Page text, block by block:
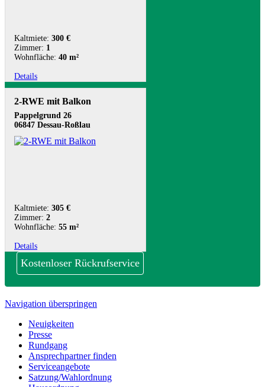
Kaltmiete: 300 €
Zimmer: 1
Wohnfläche: 40 m²
Details
2-RWE mit Balkon
Pappelgrund 26
06847 Dessau-Roßlau
Kaltmiete: 305 €
Zimmer: 2
Wohnfläche: 55 m²
Details
Kostenloser Rückrufservice
Navigation überspringen
Neuigkeiten
Presse
Rundgang
Ansprechpartner finden
Serviceangebote
Satzung/Wahlordnung